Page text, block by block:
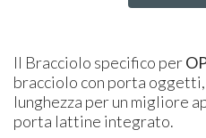
Il Bracciolo specifico per
bracciolo con porta
lunghezza per un migliore
porta lattine integrato.